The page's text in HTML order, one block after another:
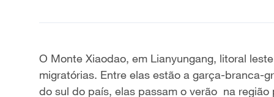
O Monte Xiaodao, em Lianyungang, litoral
migratórias. Entre elas estão a garça-branca-
do sul do país, elas passam o verão na